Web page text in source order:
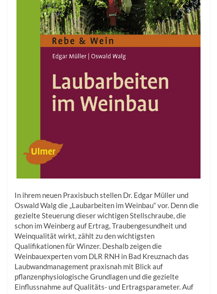
In ihrem neuen Praxisbuch stellen Dr. Edgar Müller und
Oswald Walg die „Laubarbeiten im Weinbau“ vor. Denn die
gezielte Steuerung dieser wichtigen Stellschraube, die
schon im Weinberg auf Ertrag, Traubengesundheit und
Weinqualität wirkt, zählt zu den wichtigsten
Qualifikationen für Winzer. Deshalb zeigen die
Weinbauexperten vom DLR RNH in Bad Kreuznach das
Laubwandmanagement praxisnah mit Blick auf
pflanzenphysiologische Grundlagen und die gezielte
Einflussnahme auf Qualitäts- und Ertragsparameter. Auf